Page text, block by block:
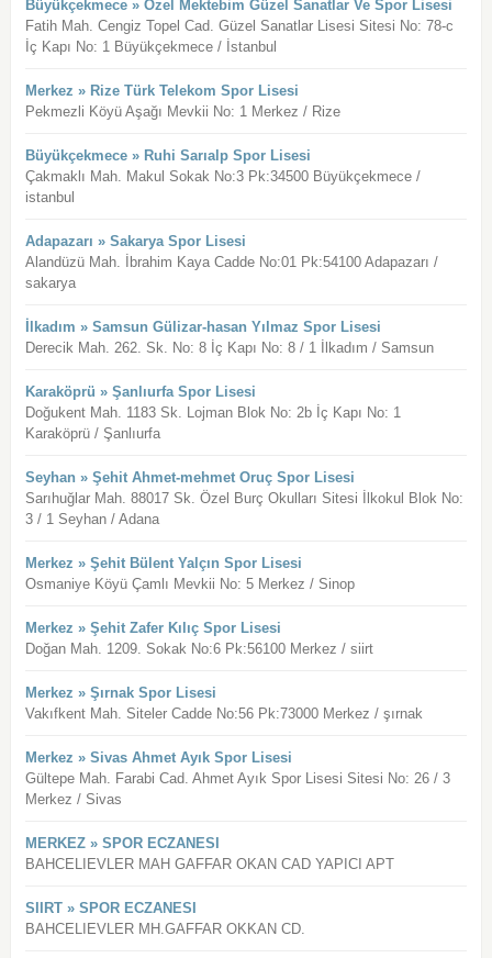
Büyükçekmece » Özel Mektebim Güzel Sanatlar Ve Spor Lisesi
Fatih Mah. Cengiz Topel Cad. Güzel Sanatlar Lisesi Sitesi No: 78-c
İç Kapı No: 1 Büyükçekmece / İstanbul
Merkez » Rize Türk Telekom Spor Lisesi
Pekmezli Köyü Aşağı Mevkii No: 1 Merkez / Rize
Büyükçekmece » Ruhi Sarıalp Spor Lisesi
Çakmaklı Mah. Makul Sokak No:3 Pk:34500 Büyükçekmece /
istanbul
Adapazarı » Sakarya Spor Lisesi
Alandüzü Mah. İbrahim Kaya Cadde No:01 Pk:54100 Adapazarı /
sakarya
İlkadım » Samsun Gülizar-hasan Yılmaz Spor Lisesi
Derecik Mah. 262. Sk. No: 8 İç Kapı No: 8 / 1 İlkadım / Samsun
Karaköprü » Şanlıurfa Spor Lisesi
Doğukent Mah. 1183 Sk. Lojman Blok No: 2b İç Kapı No: 1
Karaköprü / Şanlıurfa
Seyhan » Şehit Ahmet-mehmet Oruç Spor Lisesi
Sarıhuğlar Mah. 88017 Sk. Özel Burç Okulları Sitesi İlkokul Blok No:
3 / 1 Seyhan / Adana
Merkez » Şehit Bülent Yalçın Spor Lisesi
Osmaniye Köyü Çamlı Mevkii No: 5 Merkez / Sinop
Merkez » Şehit Zafer Kılıç Spor Lisesi
Doğan Mah. 1209. Sokak No:6 Pk:56100 Merkez / siirt
Merkez » Şırnak Spor Lisesi
Vakıfkent Mah. Siteler Cadde No:56 Pk:73000 Merkez / şırnak
Merkez » Sivas Ahmet Ayık Spor Lisesi
Gültepe Mah. Farabi Cad. Ahmet Ayık Spor Lisesi Sitesi No: 26 / 3
Merkez / Sivas
MERKEZ » SPOR ECZANESI
BAHCELIEVLER MAH GAFFAR OKAN CAD YAPICI APT
SIIRT » SPOR ECZANESI
BAHCELIEVLER MH.GAFFAR OKKAN CD.